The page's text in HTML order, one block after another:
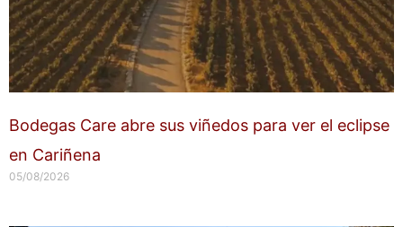
Bodegas Care abre sus viñedos para ver el eclipse
en Cariñena
05/08/2026